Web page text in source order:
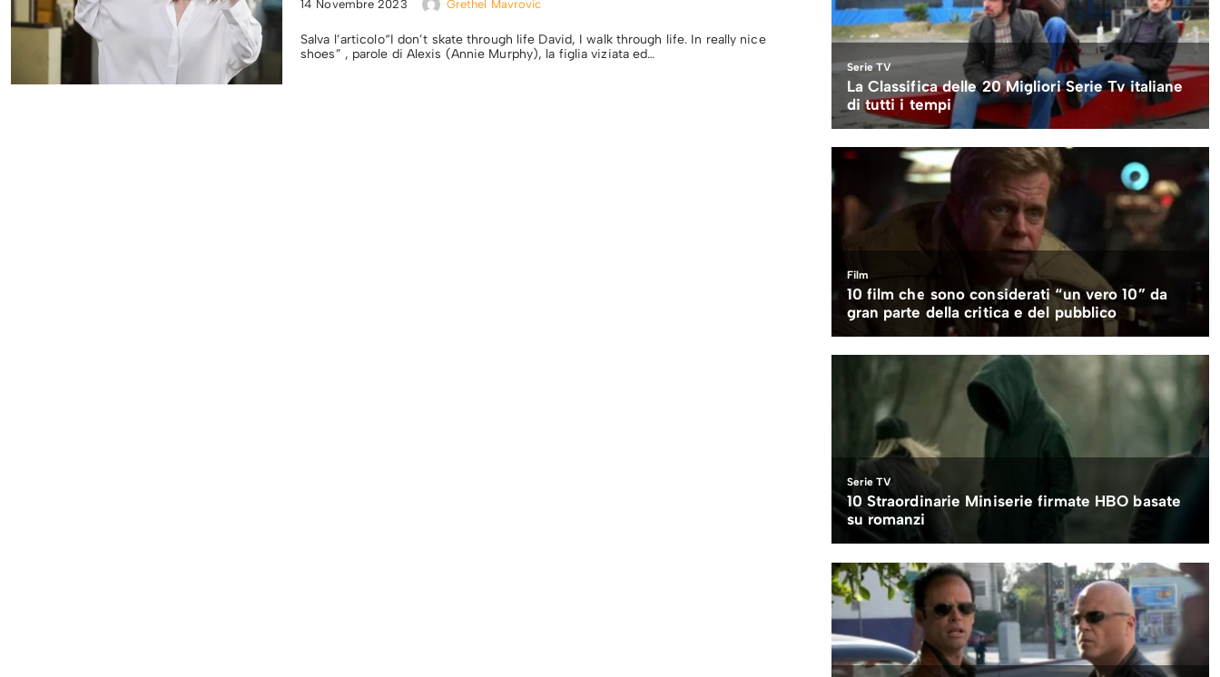
14 Novembre 2023 Grethel Mavrovic
Salva l’articolo“I don’t skate through life David, I walk through life. In really nice
shoes” , parole di Alexis (Annie Murphy), la figlia viziata ed…